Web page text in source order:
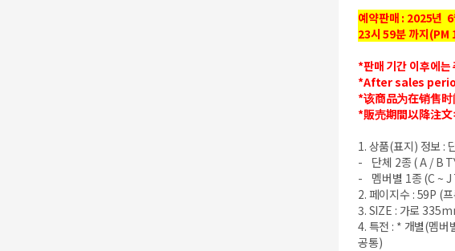
예약판매 : 2025년
23시 59분 까지(PM
*판매 기간 이후에는
*After sales
*该商品为在销售时
*販売期間以降注文
1. 상품(표지) 정보 :
- 단체 2종 ( A / B
- 멤버별 1종 (C ~ J
2. 페이지수 : 59P (
3. SIZE : 가로
4. 특전 : * 개별(멤버
공통)